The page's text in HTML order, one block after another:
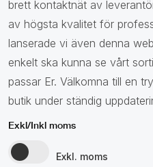
brett kontaktnät av
av högsta kvalitet för
lanserade vi även denna
enkelt ska kunna se vårt
passar Er. Välkomna till en
butik under ständig
Exkl/Inkl moms
Exkl. moms